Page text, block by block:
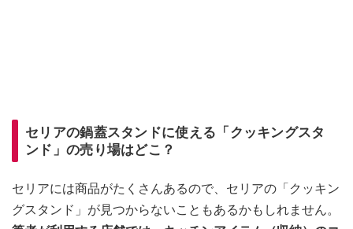
セリアの鍋蓋スタンドに使える「クッキングスタ
ンド」の売り場はどこ？
セリアには商品がたくさんあるので、セリアの「クッキン
グスタンド」が見つからないこともあるかもしれません。